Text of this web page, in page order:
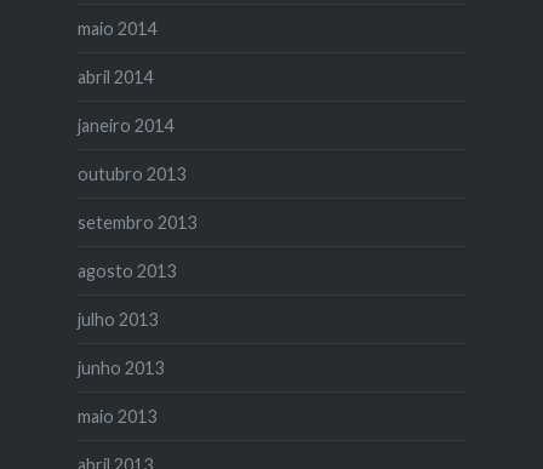
maio 2014
abril 2014
janeiro 2014
outubro 2013
setembro 2013
agosto 2013
julho 2013
junho 2013
maio 2013